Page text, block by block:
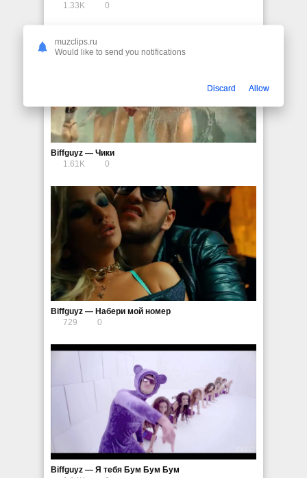
1.33K
0
Biffguyz — Чики
1.61K
0
Biffguyz — Набери мой номер
729
0
Biffguyz — Я тебя Бум Бум Бум
muzclips.ru
Would like to send you notifications
Discard Allow